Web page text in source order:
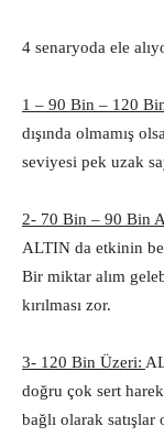
4 senaryoda ele
1 – 90 Bin – 120
dışında olmamış
seviyesi pek uzak
2- 70 Bin – 90 Bin
ALTIN da etkinin
Bir miktar alım
kırılması zor.
3- 120 Bin Üzeri:
doğru çok sert
bağlı olarak